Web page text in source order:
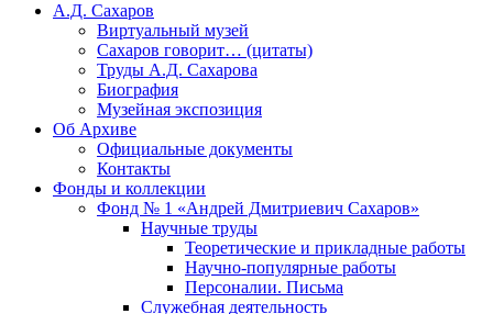
А.Д. Сахаров
Виртуальный музей
Сахаров говорит… (цитаты)
Труды А.Д. Сахарова
Биография
Музейная экспозиция
Об Архиве
Официальные документы
Контакты
Фонды и коллекции
Фонд № 1 «Андрей Дмитриевич Сахаров»
Научные труды
Теоретические и прикладные работы
Научно-популярные работы
Персоналии. Письма
Служебная деятельность